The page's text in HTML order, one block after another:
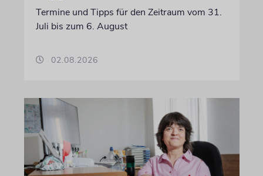
Termine und Tipps für den Zeitraum vom 31.
Juli bis zum 6. August
02.08.2026